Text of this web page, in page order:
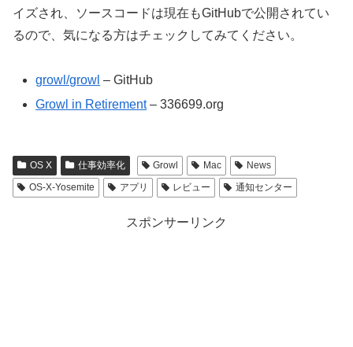
イズされ、ソースコードは現在もGitHubで公開されてい
るので、気になる方はチェックしてみてください。
growl/growl – GitHub
Growl in Retirement– 336699.org
OS X 仕事効率化 Growl Mac
News
OS-X-Yosemite
アプリ レビュー 通知センター
スポンサーリンク